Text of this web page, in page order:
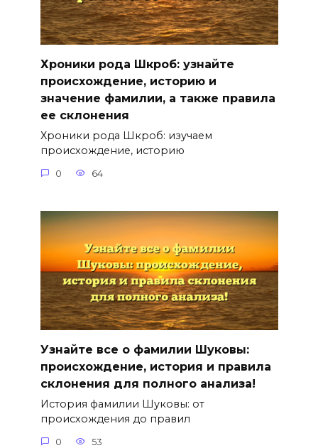
Хроники рода Шкроб: узнайте
происхождение, историю и
значение фамилии, а также правила
ее склонения
Хроники рода Шкроб: изучаем
происхождение, историю
0 64
Узнайте все о фамилии Шуковы:
происхождение, история и правила
склонения для полного анализа!
История фамилии Шуковы: от
происхождения до правил
0 53